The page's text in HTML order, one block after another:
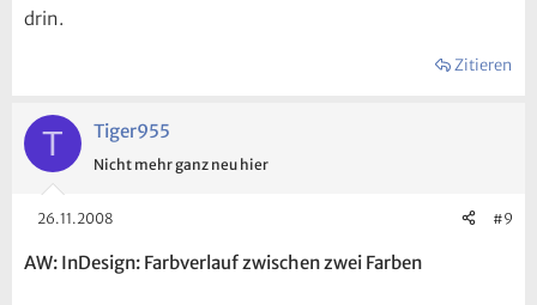
drin.
Zitieren
T Tiger955
Nicht mehr ganz neu hier
26.11.2008 #9
AW: InDesign: Farbverlauf zwischen zwei Farben